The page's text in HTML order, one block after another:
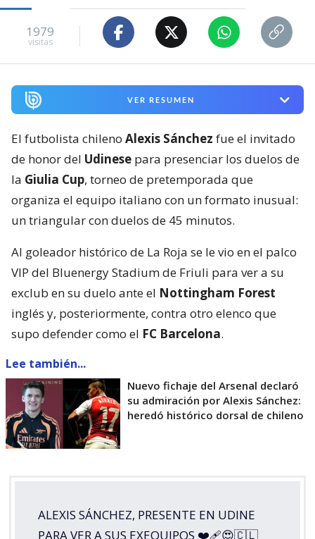
1979
visitas
VER RESUMEN
El futbolista chileno Alexis Sánchez fue el invitado
de honor del Udinese para presenciar los duelos de
la Giulia Cup, torneo de pretemporada que
organiza el equipo italiano con un formato inusual:
un triangular con duelos de 45 minutos.
Al goleador histórico de La Roja se le vio en el palco
VIP del Bluenergy Stadium de Friuli para ver a su
exclub en su duelo ante el Nottingham Forest
inglés y, posteriormente, contra otro elenco que
supo defender como el FC Barcelona.
Lee también...
Nuevo fichaje del Arsenal declaró
su admiración por Alexis Sánchez:
heredó histórico dorsal de chileno
ALEXIS SÁNCHEZ, PRESENTE EN UDINE
PARA VER A SUS EXEQUIPOS ❤️‍🩹😍🇨🇱